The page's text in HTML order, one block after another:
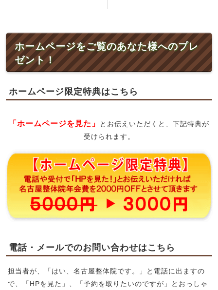
ホームページをご覧のあなた様へのプレ
ゼント！
ホームページ限定特典はこちら
「ホームページを見た」
とお伝えいただくと、下記特典が
受けられます。
電話・メールでのお問い合わせはこちら
担当者が、「はい、名古屋整体院です。」と電話に出ますの
で、「HPを見た」、「予約を取りたいのですが」とおっしゃ